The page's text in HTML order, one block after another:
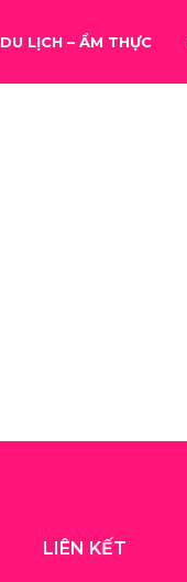
DU LỊCH – ẨM THỰC
LIÊN KẾT